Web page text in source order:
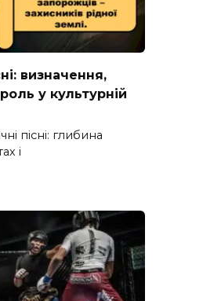
визначення,
у культурній
пісні: глибина
і